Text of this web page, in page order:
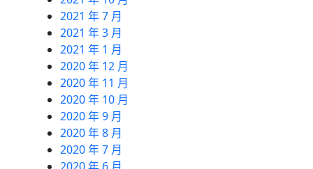
2021 年 7 月
2021 年 3 月
2021 年 1 月
2020 年 12 月
2020 年 11 月
2020 年 10 月
2020 年 9 月
2020 年 8 月
2020 年 7 月